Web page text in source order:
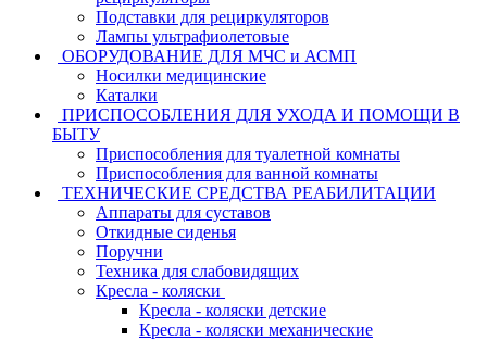
Подставки для рециркуляторов
Лампы ультрафиолетовые
ОБОРУДОВАНИЕ ДЛЯ МЧС и АСМП
Носилки медицинские
Каталки
ПРИСПОСОБЛЕНИЯ ДЛЯ УХОДА И ПОМОЩИ В
БЫТУ
Приспособления для туалетной комнаты
Приспособления для ванной комнаты
ТЕХНИЧЕСКИЕ СРЕДСТВА РЕАБИЛИТАЦИИ
Аппараты для суставов
Откидные сиденья
Поручни
Техника для слабовидящих
Кресла - коляски
Кресла - коляски детские
Кресла - коляски механические